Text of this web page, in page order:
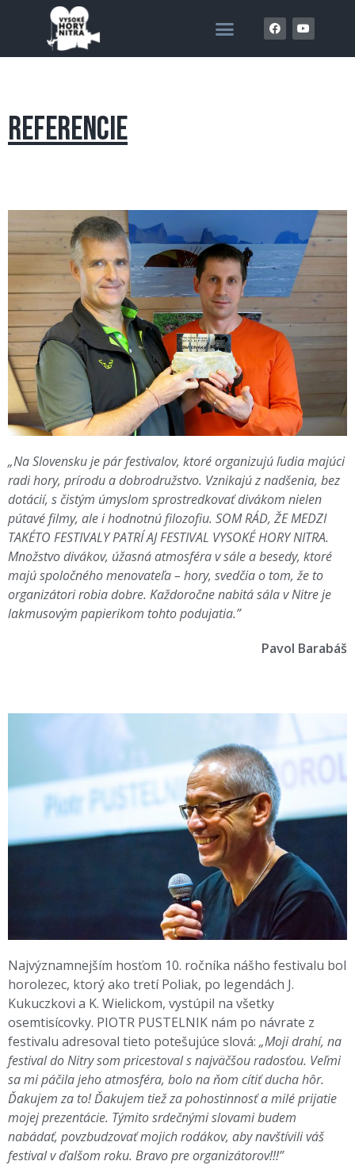
REFERENCIE
„Na Slovensku je pár festivalov, ktoré organizujú ľudia majúci
radi hory, prírodu a dobrodružstvo. Vznikajú z nadšenia, bez
dotácií, s čistým úmyslom sprostredkovať divákom nielen
pútavé filmy, ale i hodnotnú filozofiu. SOM RÁD, ŽE MEDZI
TAKÉTO FESTIVALY PATRÍ AJ FESTIVAL VYSOKÉ HORY NITRA.
Množstvo divákov, úžasná atmosféra v sále a besedy, ktoré
majú spoločného menovateľa – hory, svedčia o tom, že to
organizátori robia dobre. Každoročne nabitá sála v Nitre je
lakmusovým papierikom tohto podujatia.”
Pavol Barabáš
Najvýznamnejším hosťom 10. ročníka nášho festivalu bol
horolezec, ktorý ako tretí Poliak, po legendách J.
Kukuczkovi a K. Wielickom, vystúpil na všetky
osemtisícovky. PIOTR PUSTELNIK nám po návrate z
festivalu adresoval tieto potešujúce slová: „Moji drahí, na
festival do Nitry som pricestoval s najväčšou radosťou. Veľmi
sa mi páčila jeho atmosféra, bolo na ňom cítiť ducha hôr.
Ďakujem za to! Ďakujem tiež za pohostinnosť a milé prijatie
mojej prezentácie. Týmito srdečnými slovami budem
nabádať, povzbudzovať mojich rodákov, aby navštívili váš
festival v ďalšom roku. Bravo pre organizátorov!!!”